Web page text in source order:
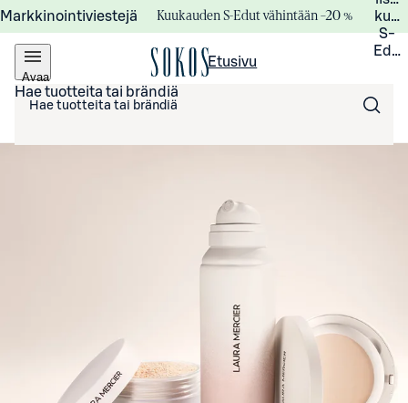
Markkinointiviestejä Kuukauden S-Edut vähintään –20 %
S-
Avaa
valikko
Etusivu
Hae tuotteita tai brändiä